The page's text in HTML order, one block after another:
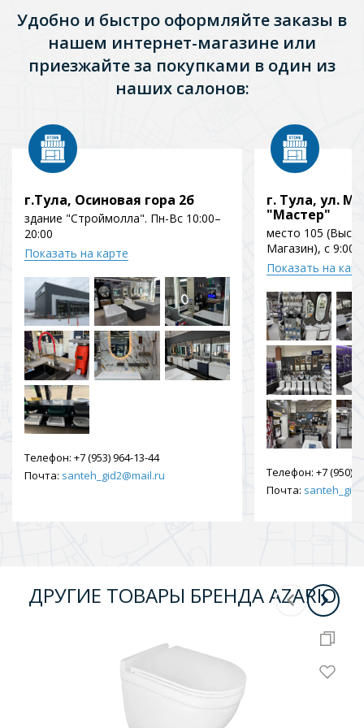
Удобно и быстро оформляйте заказы в
нашем интернет-магазине или
приезжайте за покупками в один из
наших салонов:
г.Тула, Осиновая гора 2б
здание "Строймолла". Пн-Вс 10:00–
20:00
Показать на карте
Телефон: +7 (953) 964-13-44
Почта: santeh_gid2@mail.ru
г. Тула, ул.
"Мастер"
место 105
Магазин), с 9:00
Показать на
Телефон: +7 (950)
Почта:
ДРУГИЕ ТОВАРЫ БРЕНДА AZARIO